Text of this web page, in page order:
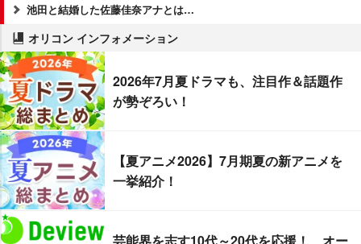
池田と結婚した佐藤佳奈アナとは…
オリコン インフォメーション
2026年7月夏ドラマも、注目作＆話題作
が勢ぞろい！
【夏アニメ2026】7月期夏の新アニメを
一挙紹介！
芸能界を志す10代～20代を応援！ オー